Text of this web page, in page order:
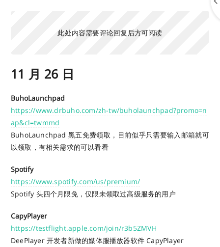
此处内容需要评论回复后方可阅读
11 月 26 日
BuhoLaunchpad
https://www.drbuho.com/zh-tw/buholaunchpad?promo=n
ap&cl=twmmd
BuhoLaunchpad 黑五免费领取，目前似乎只需要输入邮箱就可
以领取，有相关需求的可以看看
Spotify
https://www.spotify.com/us/premium/
Spotify 头四个月限免，仅限未领取过高级服务的用户
CapyPlayer
https://testflight.apple.com/join/r3b5ZMVH
DeePlayer 开发者新做的媒体服播放器软件 CapyPlayer